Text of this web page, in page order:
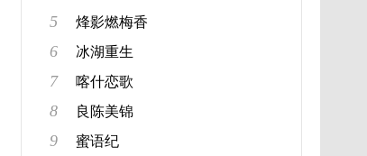
5 烽影燃梅香
6 冰湖重生
7 喀什恋歌
8 良陈美锦
9 蜜语纪